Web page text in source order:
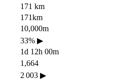
171 km
171km
10,000m
33% ▶
1d 12h 00m
1,664
2 003 ▶